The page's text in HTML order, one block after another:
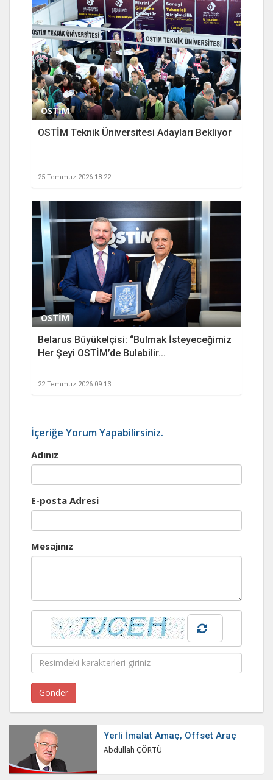
OSTİM
OSTİM Teknik Üniversitesi Adayları Bekliyor
25 Temmuz 2026 18:22
OSTİM
Belarus Büyükelçisi: “Bulmak İsteyeceğimiz
Her Şeyi OSTİM’de Bulabilir...
22 Temmuz 2026 09:13
İçeriğe Yorum Yapabilirsiniz.
Adınız
E-posta Adresi
Mesajınız
Yerli İmalat Amaç, Offset Araç
Abdullah ÇÖRTÜ